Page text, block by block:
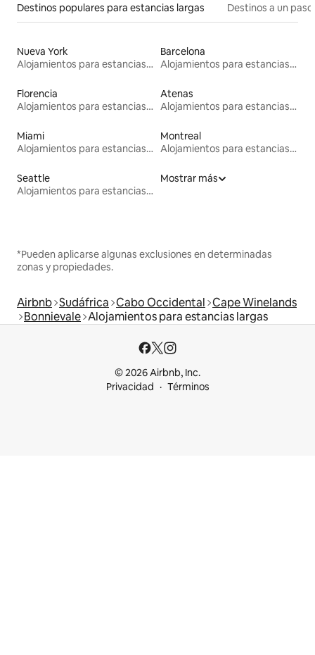
Destinos populares para estancias largas Destinos a un
Nueva York
Alojamientos para estancias largas
Barcelona
Alojamientos para estancias largas
Florencia
Alojamientos para estancias largas
Atenas
Alojamientos para estancias largas
Miami
Alojamientos para estancias largas
Montreal
Alojamientos para estancias largas
Seattle
Alojamientos para estancias largas
Mostrar más
*Pueden aplicarse algunas exclusiones en determinadas
zonas y propiedades.
Airbnb Sudáfrica Cabo Occidental Cape Winelands
Bonnievale Alojamientos para estancias largas
© 2026 Airbnb, Inc.
Privacidad
Términos